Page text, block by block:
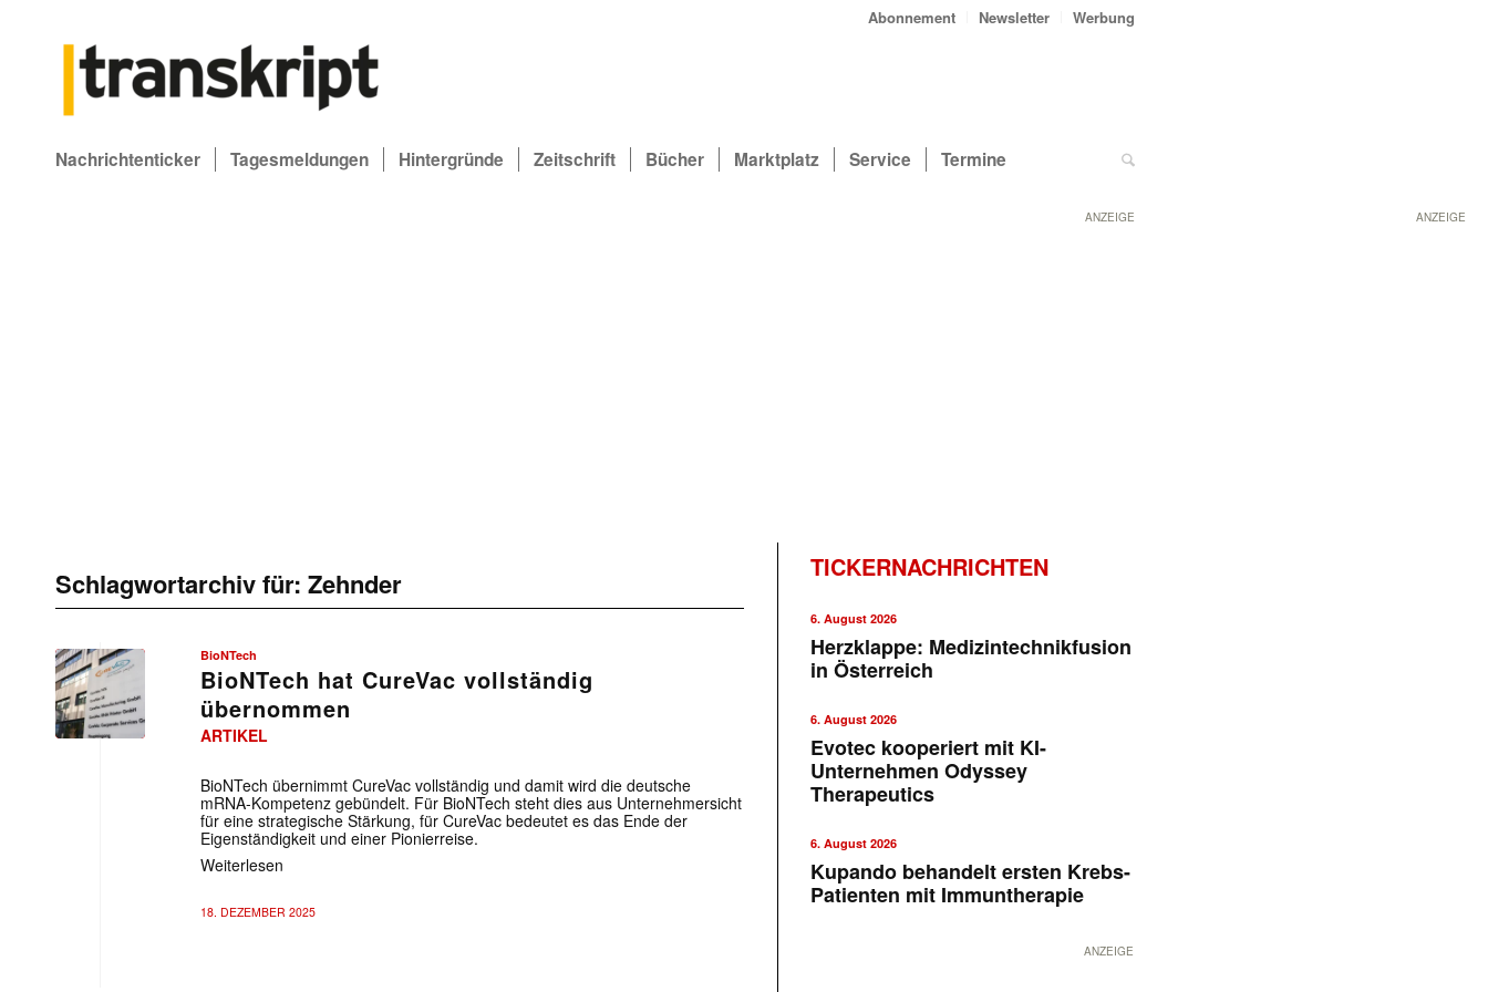
ANZEIGE
Abonnement Newsletter Werbung
Nachrichtenticker Tagesmeldungen Hintergründe Zeitschrift Bücher Marktplatz Service Termine
ANZEIGE
Schlagwortarchiv für: Zehnder
BioNTech
BioNTech hat CureVac vollständig
übernommen
ARTIKEL
BioNTech übernimmt CureVac vollständig und damit wird die deutsche
mRNA-Kompetenz gebündelt. Für BioNTech steht dies aus Unternehmersicht
für eine strategische Stärkung, für CureVac bedeutet es das Ende der
Eigenständigkeit und einer Pionierreise.
Weiterlesen
18. DEZEMBER 2025
TICKERNACHRICHTEN
6. August 2026
Herzklappe: Medizintechnikfusion
in Österreich
6. August 2026
Evotec kooperiert mit KI-
Unternehmen Odyssey
Therapeutics
6. August 2026
Kupando behandelt ersten Krebs-
Patienten mit Immuntherapie
ANZEIGE